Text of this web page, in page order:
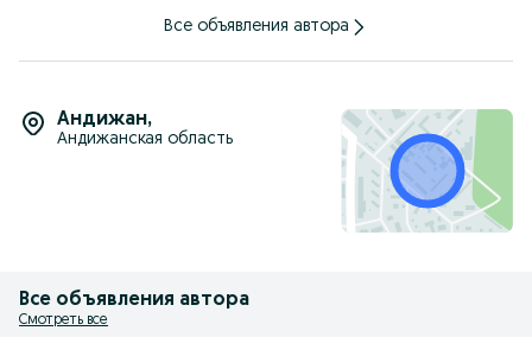
Все объявления автора
Андижан,
Андижанская область
Все объявления автора
Смотреть все